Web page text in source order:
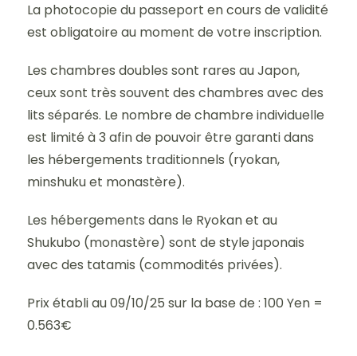
La photocopie du passeport en cours de validité
est obligatoire au moment de votre inscription.
Les chambres doubles sont rares au Japon,
ceux sont très souvent des chambres avec des
lits séparés. Le nombre de chambre individuelle
est limité à 3 afin de pouvoir être garanti dans
les hébergements traditionnels (ryokan,
minshuku et monastère).
Les hébergements dans le Ryokan et au
Shukubo (monastère) sont de style japonais
avec des tatamis (commodités privées).
Prix établi au 09/10/25 sur la base de : 100 Yen =
0.563€